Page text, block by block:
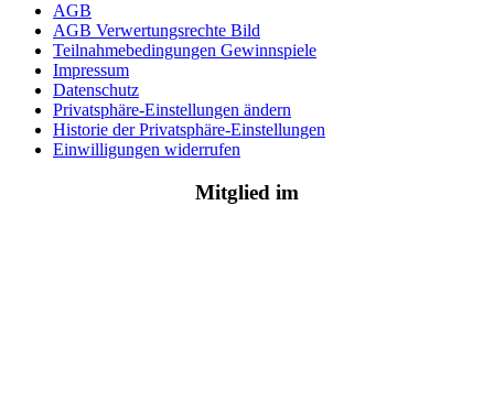
AGB
AGB Verwertungsrechte Bild
Teilnahmebedingungen Gewinnspiele
Impressum
Datenschutz
Privatsphäre-Einstellungen ändern
Historie der Privatsphäre-Einstellungen
Einwilligungen widerrufen
Mitglied im